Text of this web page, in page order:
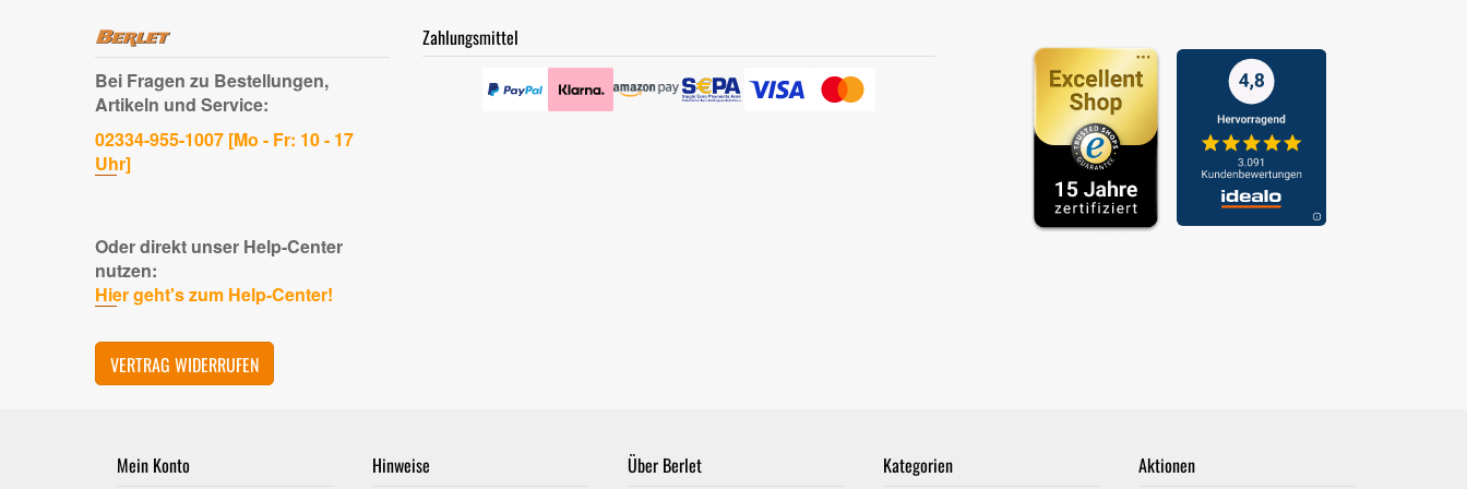
Bei Fragen zu Bestellungen,
Artikeln und Service:
02334-955-1007 [Mo - Fr: 10 - 17
Uhr]
Oder direkt unser Help-Center
nutzen:
Hier geht's zum Help-Center!
VERTRAG WIDERRUFEN
Zahlungsmittel
Mein Konto Hinweise Über Berlet Kategorien Aktionen